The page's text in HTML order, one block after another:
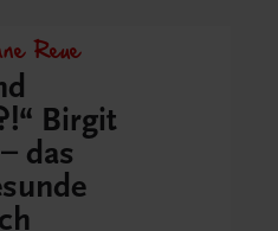
Reue
Birgit
das